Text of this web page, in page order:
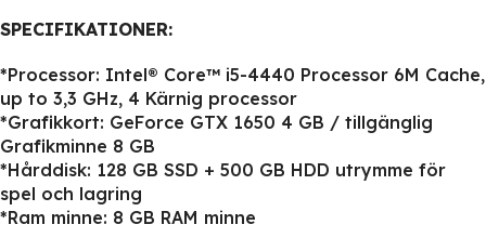
SPECIFIKATIONER:
*Processor: Intel® Core™ i5-4440 Processor 6M Cache,
up to 3,3 GHz, 4 Kärnig processor
*Grafikkort: GeForce GTX 1650 4 GB / tillgänglig
Grafikminne 8 GB
*Hårddisk: 128 GB SSD + 500 GB HDD utrymme för
spel och lagring
*Ram minne: 8 GB RAM minne